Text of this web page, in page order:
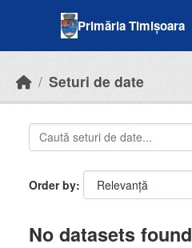
Primăria Timișoara
Seturi de date
Order by
No datasets found